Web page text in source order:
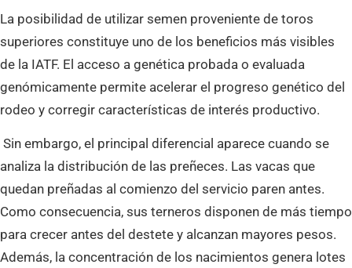
La posibilidad de utilizar semen proveniente de toros
superiores constituye uno de los beneficios más visibles
de la IATF. El acceso a genética probada o evaluada
genómicamente permite acelerar el progreso genético del
rodeo y corregir características de interés productivo.
Sin embargo, el principal diferencial aparece cuando se
analiza la distribución de las preñeces. Las vacas que
quedan preñadas al comienzo del servicio paren antes.
Como consecuencia, sus terneros disponen de más tiempo
para crecer antes del destete y alcanzan mayores pesos.
Además, la concentración de los nacimientos genera lotes